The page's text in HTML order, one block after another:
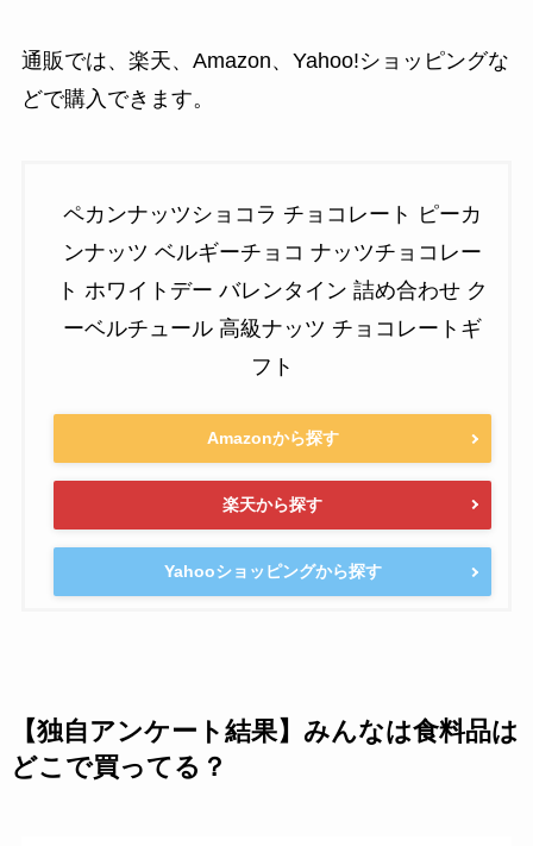
通販では、楽天、Amazon、Yahoo!ショッピングな
どで購入できます。
ペカンナッツショコラ チョコレート ピーカ
ンナッツ ベルギーチョコ ナッツチョコレー
ト ホワイトデー バレンタイン 詰め合わせ ク
ーベルチュール 高級ナッツ チョコレートギ
フト
Amazonから探す
楽天から探す
Yahooショッピングから探す
【独自アンケート結果】みんなは食料品は
どこで買ってる？